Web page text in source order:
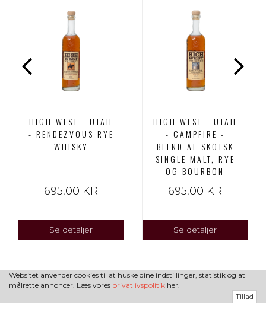
HIGH WEST - UTAH
- RENDEZVOUS RYE
WHISKY
695,00 KR
Se detaljer
HIGH WEST - UTAH
- CAMPFIRE -
BLEND AF SKOTSK
SINGLE MALT, RYE
OG BOURBON
695,00 KR
Se detaljer
Websitet anvender cookies til at huske dine indstillinger, statistik og at
målrette annoncer. Læs vores privatlivspolitik her.
Tillad